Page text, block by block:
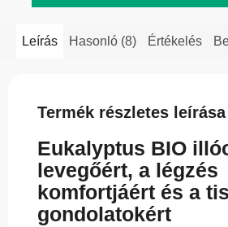
Leírás Hasonló (8) Értékelés
Termék részletes leírása
Eukalyptus BIO
levegőért, a légzés
komfortjáért és a
gondolatokért